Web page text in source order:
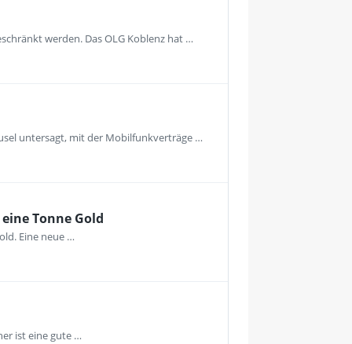
werden. Das OLG Koblenz hat …
untersagt, mit der Mobilfunkverträge …
Tonne Gold
Eine neue …
ist eine gute …